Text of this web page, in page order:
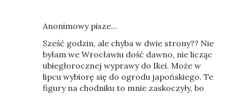
Anonimowy pisze…
Sześć godzin, ale chyba w dwie strony?? Nie
byłam we Wrocławiu dość dawno, nie licząc
ubiegłorocznej wyprawy do Ikei. Może w
lipcu wybiorę się do ogrodu japońskiego. Te
figury na chodniku to mnie zaskoczyły, bo